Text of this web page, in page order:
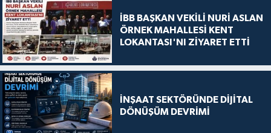
İBB BAŞKAN VEKİLİ NURİ ASLAN
ÖRNEK MAHALLESİ KENT
LOKANTASI'NI ZİYARET ETTİ
İNŞAAT SEKTÖRÜNDE DİJİTAL
DÖNÜŞÜM DEVRİMİ